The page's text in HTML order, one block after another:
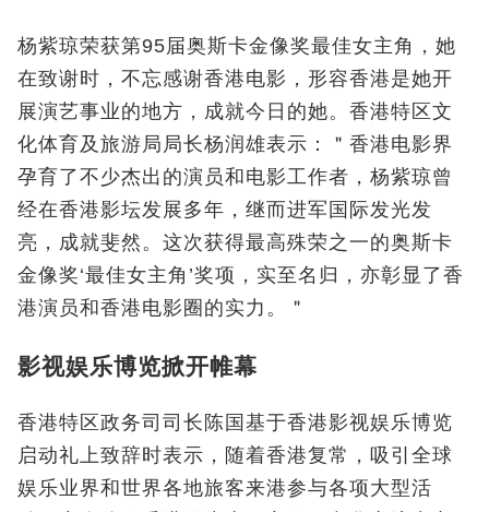
杨紫琼荣获第95届奥斯卡金像奖最佳女主角，她
在致谢时，不忘感谢香港电影，形容香港是她开
展演艺事业的地方，成就今日的她。香港特区文
化体育及旅游局局长杨润雄表示：＂香港电影界
孕育了不少杰出的演员和电影工作者，杨紫琼曾
经在香港影坛发展多年，继而进军国际发光发
亮，成就斐然。这次获得最高殊荣之一的奥斯卡
金像奖‘最佳女主角’奖项，实至名归，亦彰显了香
港演员和香港电影圈的实力。＂
影视娱乐博览掀开帷幕
香港特区政务司司长陈国基于香港影视娱乐博览
启动礼上致辞时表示，随着香港复常，吸引全球
娱乐业界和世界各地旅客来港参与各项大型活